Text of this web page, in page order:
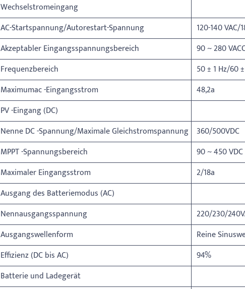
Wechselstromeingang
AC-Startspannung/Autorestart-Spannung
120-140 VAC/
Akzeptabler Eingangsspannungsbereich
90 ~ 280
Frequenzbereich
50 ± 1 Hz/60
Maximumac -Eingangsstrom
48,2a
PV -Eingang (DC)
Nenne DC -Spannung/Maximale Gleichstromspannung 360/500VDC
MPPT -Spannungsbereich
90 ~ 450 VDC
Maximaler Eingangsstrom
2/18a
Ausgang des Batteriemodus (AC)
Nennausgangsspannung
220/230/
Ausgangswellenform
Reine
Effizienz (DC bis AC)
94%
Batterie und Ladegerät